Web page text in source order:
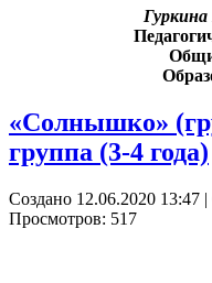
«Солнышко»
группа (3-4 года)
Создано 12.06.2020 13:47 |
Просмотров: 517